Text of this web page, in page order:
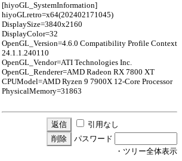
[hiyoGL_SystemInformation]
hiyoGLretro=x64(202402171045)
DisplaySize=3840x2160
DisplayColor=32
OpenGL_Version=4.6.0 Compatibility Profile Context
24.1.1.240110
OpenGL_Vendor=ATI Technologies Inc.
OpenGL_Renderer=AMD Radeon RX 7800 XT
CPUModel=AMD Ryzen 9 7900X 12-Core Processor
PhysicalMemory=31863
引用なし
パスワード
・ツリー全体表示